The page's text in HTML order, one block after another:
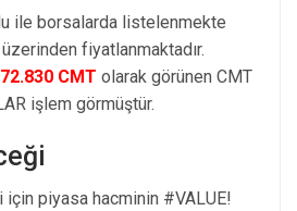
ile borsalarda listelenmekte
üzerinden fiyatlanmaktadır.
CMT olarak görünen CMT
işlem görmüştür.
için piyasa hacminin #VALUE!